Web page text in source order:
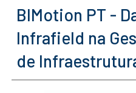
BIMotion PT -
Infrafield na
de